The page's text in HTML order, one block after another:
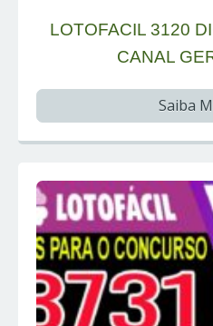
LOTOFACIL 3120
CANAL
Saiba